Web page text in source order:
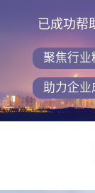
已成功帮
聚焦行业
助力企业